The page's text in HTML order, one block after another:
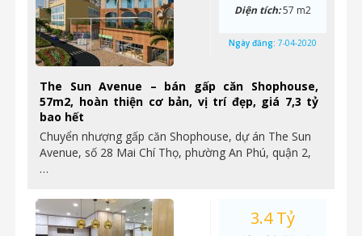
The Sun Avenue – bán gấp căn Shophouse,
57m2, hoàn thiện cơ bản, vị trí đẹp, giá 7,3 tỷ
bao hết
Chuyển nhượng gấp căn Shophouse, dự án The Sun
Avenue, số 28 Mai Chí Thọ, phường An Phú, quận 2,
…
Diện tích:57 m2
Ngày đăng: 7-04-2020
3.4 Tỷ